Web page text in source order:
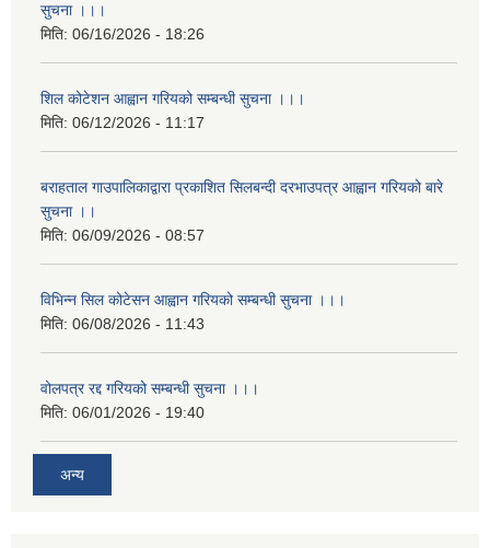
सुचना ।।।
मिति: 06/16/2026 - 18:26
शिल कोटेशन आह्वान गरियको सम्बन्धी सुचना ।।।
मिति: 06/12/2026 - 11:17
बराहताल गाउपालिकाद्वारा प्रकाशित सिलबन्दी दरभाउपत्र आह्वान गरियको बारे
सुचना ।।
मिति: 06/09/2026 - 08:57
विभिन्न सिल कोटेसन आह्वान गरियको सम्बन्धी सुचना ।।।
मिति: 06/08/2026 - 11:43
वोलपत्र रद्द गरियको सम्बन्धी सुचना ।।।
मिति: 06/01/2026 - 19:40
अन्य